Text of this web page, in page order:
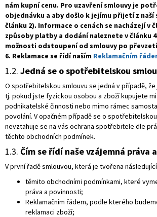
nám kupní cenu. Pro uzavření smlouvy je
objednávku a aby došlo k jejímu přijetí z
článku 2). Informace o cenách se nacházejí v
způsoby platby a dodání naleznete v článku
možnosti odstoupení od smlouvy po
6. Reklamace se řídí naším Reklamačním
1.2. Jedná se o spotřebitelskou
O spotřebitelskou smlouvu se jedná v případě,
tj. pokud jste fyzickou osobou a zboží kupujete
podnikatelské činnosti nebo mimo rámec
povolání. V opačném případě se o
nevztahuje se na vás ochrana spotřebitele dle
těchto obchodních podmínek.
1.3. Čím se řídí naše vzájemná práva
V první řadě smlouvou, která je tvořena
těmito obchodními podmínkami, které
práva a povinnosti;
Reklamačním řádem, podle kterého
reklamaci zboží;